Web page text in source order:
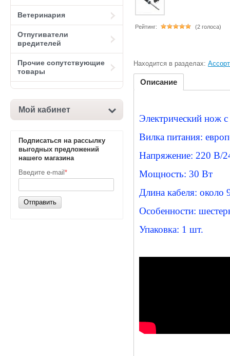
Ветеринария
Отпугиватели
вредителей
Прочие сопутствующие
товары
Мой кабинет
Подписаться на рассылку
выгодных предложений
нашего магазина
Введите e-mail *
Отправить
Рейтинг: (2 голоса)
Находится в разделах:
Описание
Электрический нож
Вилка питания:
Напряжение: 220 В/
Мощность: 30 Вт
Длина кабеля: около
Особенности:
Упаковка: 1 шт.